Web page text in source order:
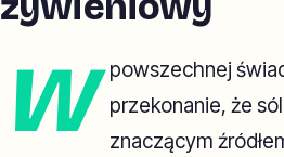
W
powszechnej
przekonanie, że
znaczącym